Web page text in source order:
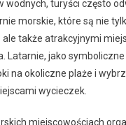
wodnych, turyści często
morskie, które są nie
także atrakcyjnymi
Latarnie, jako
na okoliczne plaże i
wycieczek.
miejscowościach